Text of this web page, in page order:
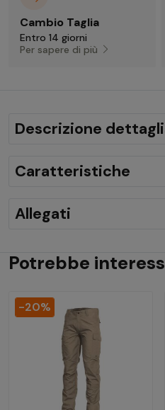
Cambio Taglia
Entro 14 giorni
Per sapere di più
Descrizione
Caratteristiche
Allegati
Potrebbe
-20%